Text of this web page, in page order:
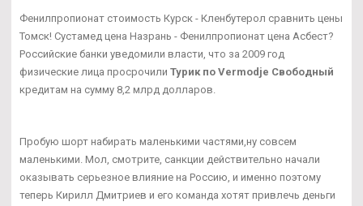
Фенилпропионат стоимость Курск - Кленбутерол сравнить цены
Томск! Сустамед цена Назрань - Фенилпропионат цена Асбест?
Российские банки уведомили власти, что за 2009 год
физические лица просрочили Турик по Vermodje Свободный
кредитам на сумму 8,2 млрд долларов.
Пробую шорт набирать маленькими частями,ну совсем
маленькими. Мол, смотрите, санкции действительно начали
оказывать серьезное влияние на Россию, и именно поэтому
теперь Кирилл Дмитриев и его команда хотят привлечь деньги